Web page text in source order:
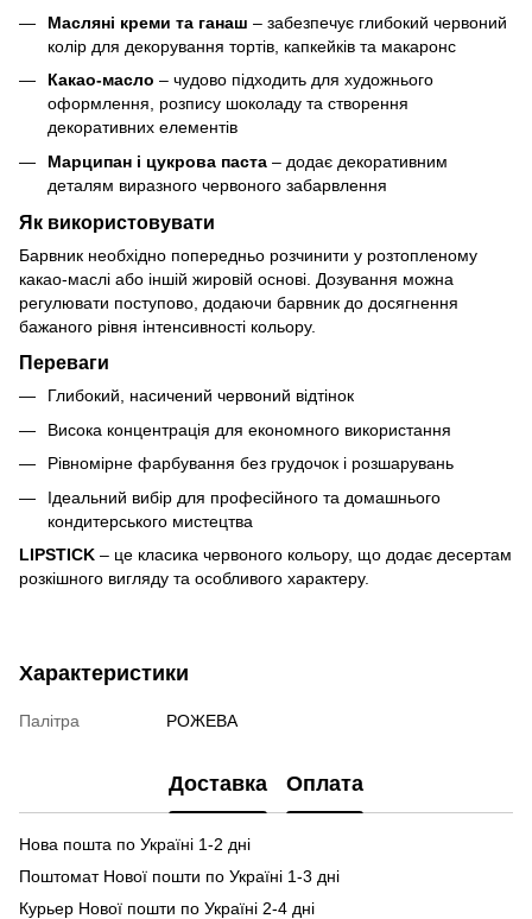
Масляні креми та ганаш – забезпечує глибокий червоний
колір для декорування тортів, капкейків та макаронс
Какао-масло – чудово підходить для художнього
оформлення, розпису шоколаду та створення
декоративних елементів
Марципан і цукрова паста – додає декоративним
деталям виразного червоного забарвлення
Як використовувати
Барвник необхідно попередньо розчинити у розтопленому
какао-маслі або іншій жировій основі. Дозування можна
регулювати поступово, додаючи барвник до досягнення
бажаного рівня інтенсивності кольору.
Переваги
Глибокий, насичений червоний відтінок
Висока концентрація для економного використання
Рівномірне фарбування без грудочок і розшарувань
Ідеальний вибір для професійного та домашнього
кондитерського мистецтва
LIPSTICK – це класика червоного кольору, що додає десертам
розкішного вигляду та особливого характеру.
Характеристики
Палітра РОЖЕВА
Доставка Оплата
Нова пошта по Україні 1-2 дні
Поштомат Нової пошти по Україні 1-3 дні
Курьер Нової пошти по Україні 2-4 дні